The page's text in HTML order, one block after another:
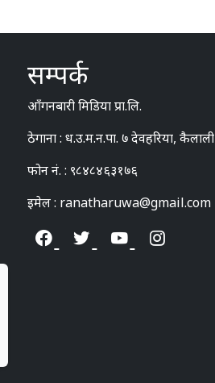
सम्पर्क
आँगनबारी मिडिया प्रा.लि.
ठेगाना : ध.उ.म.न.पा. ७ देवहरिया, कैलाली
फोन नं. : ९८४८४६३१७६
इमेल : ranatharuwa@gmail.com